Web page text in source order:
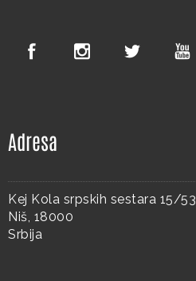
Adresa
Kej Kola srpskih sestara 15/53
Niš, 18000
Srbija